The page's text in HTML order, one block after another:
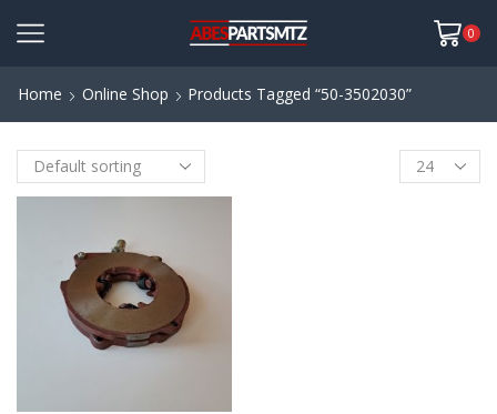
0
Home Online Shop Products Tagged “50-3502030”